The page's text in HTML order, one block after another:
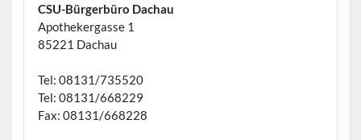
CSU-Bürgerbüro Dachau
Apothekergasse 1
85221 Dachau
Tel: 08131/735520
Tel: 08131/668229
Fax: 08131/668228